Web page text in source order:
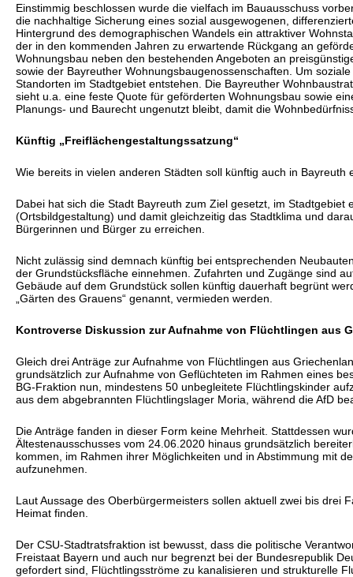
Einstimmig beschlossen wurde die vielfach im Bauausschuss
die nachhaltige Sicherung eines sozial ausgewogenen,
Hintergrund des demographischen Wandels ein attraktiver
der in den kommenden Jahren zu erwartende Rückgang an
Wohnungsbau neben den bestehenden Angeboten an
sowie der Bayreuther Wohnungsbaugenossenschaften. Um
Standorten im Stadtgebiet entstehen. Die Bayreuther
sieht u.a. eine feste Quote für geförderten Wohnungsbau sowie
Planungs- und Baurecht ungenutzt bleibt, damit die
Künftig „Freiflächengestaltungssatzung“
Wie bereits in vielen anderen Städten soll künftig auch in Bayreuth
Dabei hat sich die Stadt Bayreuth zum Ziel gesetzt, im
(Ortsbildgestaltung) und damit gleichzeitig das Stadtklima und
Bürgerinnen und Bürger zu erreichen.
Nicht zulässig sind demnach künftig bei entsprechenden
der Grundstücksfläche einnehmen. Zufahrten und Zugänge sind
Gebäude auf dem Grundstück sollen künftig dauerhaft begrünt
„Gärten des Grauens“ genannt, vermieden werden.
Kontroverse Diskussion zur Aufnahme von Flüchtlingen aus
Gleich drei Anträge zur Aufnahme von Flüchtlingen aus
grundsätzlich zur Aufnahme von Geflüchteten im Rahmen eines
BG-Fraktion nun, mindestens 50 unbegleitete Flüchtlingskinder
aus dem abgebrannten Flüchtlingslager Moria, während die AfD
Die Anträge fanden in dieser Form keine Mehrheit. Stattdessen
Ältestenausschusses vom 24.06.2020 hinaus grundsätzlich
kommen, im Rahmen ihrer Möglichkeiten und in Abstimmung mit
aufzunehmen.
Laut Aussage des Oberbürgermeisters sollen aktuell zwei bis drei
Heimat finden.
Der CSU-Stadtratsfraktion ist bewusst, dass die politische
Freistaat Bayern und auch nur begrenzt bei der Bundesrepublik
gefordert sind, Flüchtlingsströme zu kanalisieren und strukturelle